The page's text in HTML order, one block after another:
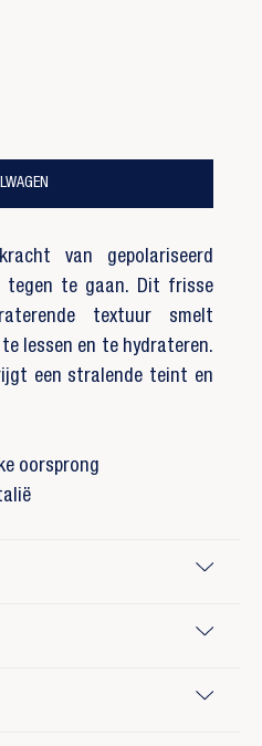
van gepolariseerd
tegen te gaan. Dit frisse
textuur smelt
lessen en te hydrateren.
een stralende teint en
oorsprong